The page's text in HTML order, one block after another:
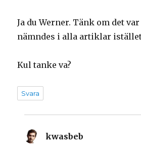
Ja du Werner. Tänk om det
nämndes i alla artiklar
Kul tanke va?
Svara
kwasbeb